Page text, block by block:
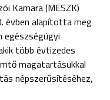
Kamara (MESZK)
évben alapította meg
egészségügyi
több évtizedes
magatartásukkal
népszerűsítéséhez,